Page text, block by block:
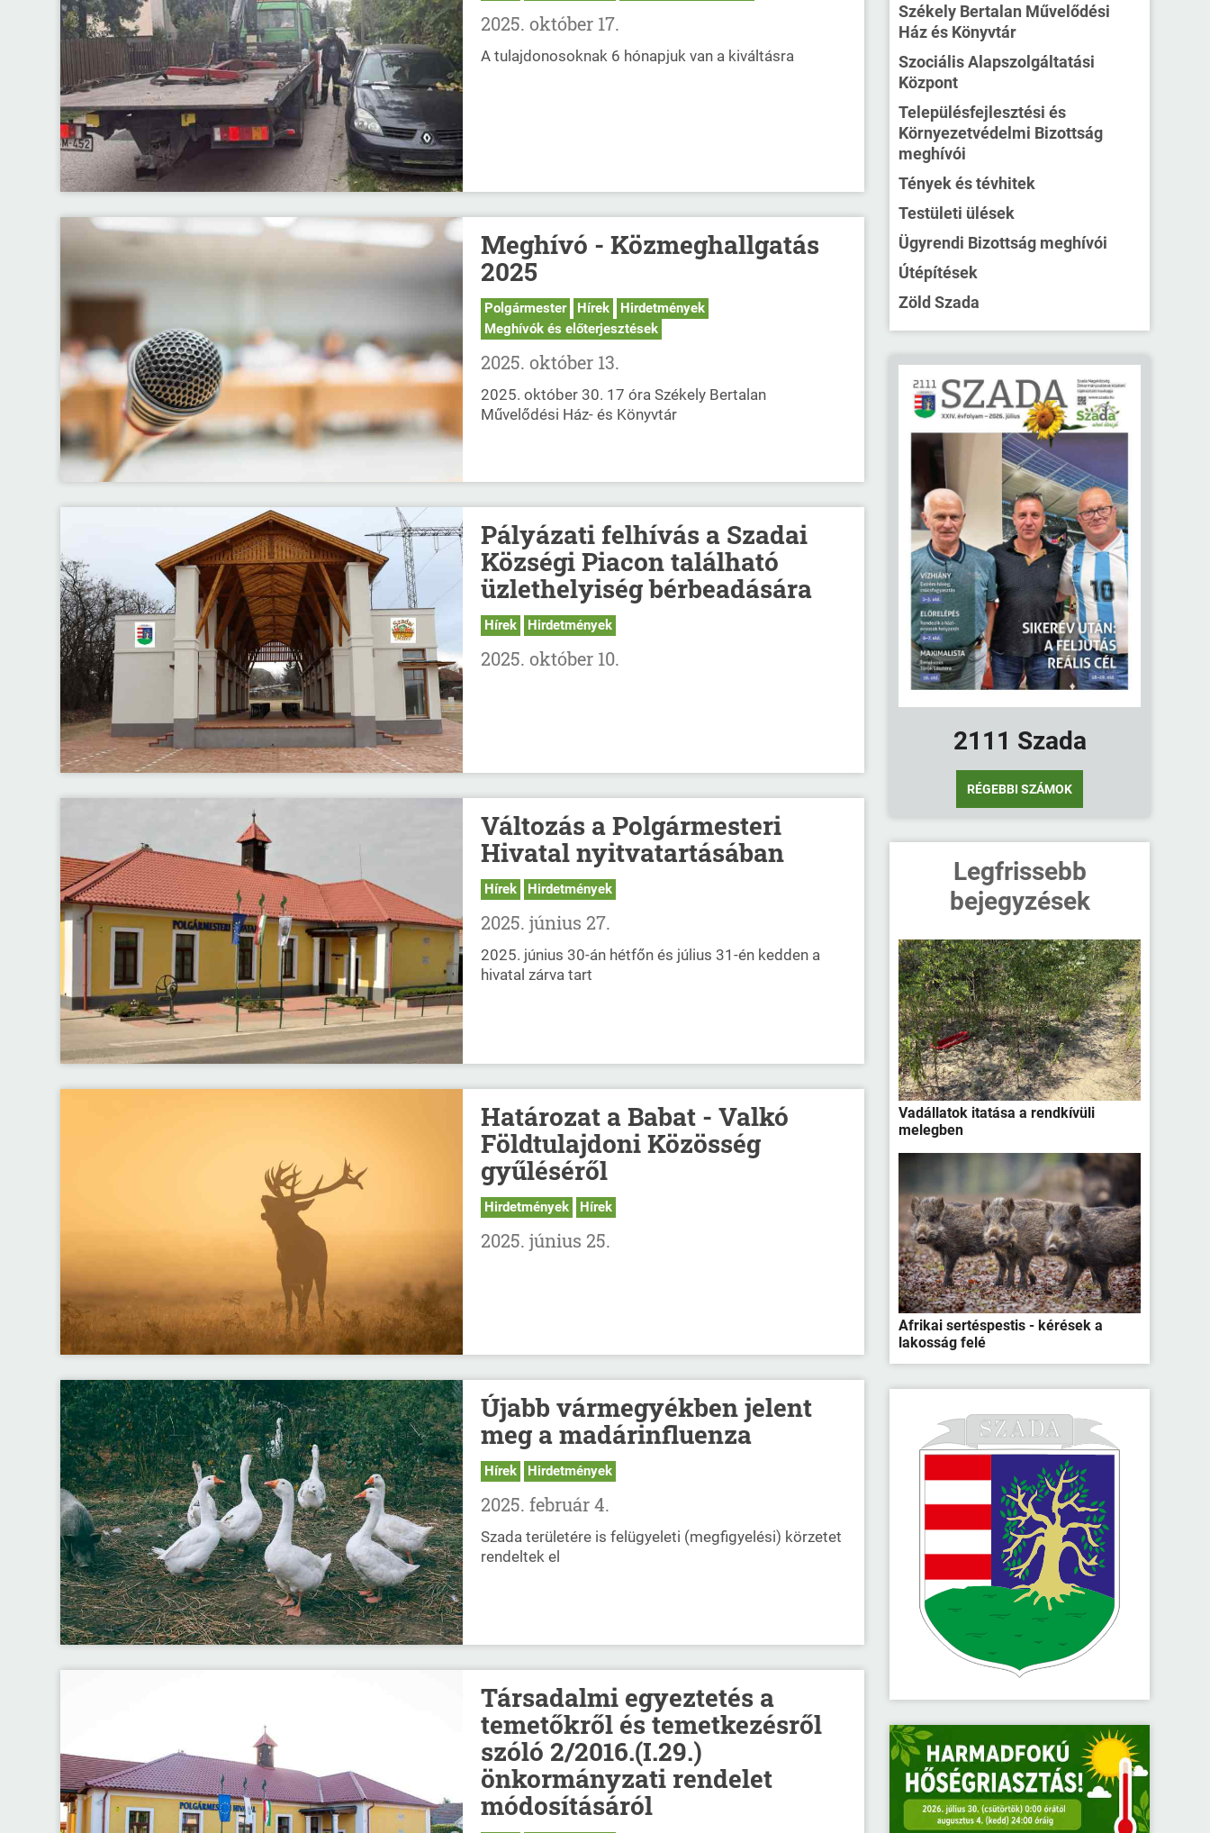
2025. október 17.
A tulajdonosoknak 6 hónapjuk van a kiváltásra
Meghívó - Közmeghallgatás
2025
Polgármester Hírek
Hirdetmények
Meghívók és előterjesztések
2025. október 13.
2025. október 30. 17 óra Székely Bertalan
Művelődési Ház- és Könyvtár
Pályázati felhívás a Szadai
Községi Piacon található
üzlethelyiség bérbeadására
Hírek Hirdetmények
2025. október 10.
Változás a Polgármesteri
Hivatal nyitvatartásában
Hírek Hirdetmények
2025. június 27.
2025. június 30-án hétfőn és július 31-én kedden a
hivatal zárva tart
Határozat a Babat - Valkó
Földtulajdoni Közösség
gyűléséről
Hirdetmények Hírek
2025. június 25.
Újabb vármegyékben jelent
meg a madárinfluenza
Hírek Hirdetmények
2025. február 4.
Szada területére is felügyeleti (megfigyelési) körzetet
rendeltek el
Társadalmi egyeztetés a
temetőkről és temetkezésről
szóló 2/2016.(I.29.)
önkormányzati rendelet
módosításáról
Székely Bertalan Művelődési
Ház és Könyvtár
Szociális Alapszolgáltatási
Központ
Településfejlesztési és
Környezetvédelmi Bizottság
meghívói
Tények és tévhitek
Testületi ülések
Ügyrendi Bizottság meghívói
Útépítések
Zöld Szada
2111 Szada
RÉGEBBI SZÁMOK
Legfrissebb
bejegyzések
Vadállatok itatása a rendkívüli
melegben
Afrikai sertéspestis - kérések a
lakosság felé